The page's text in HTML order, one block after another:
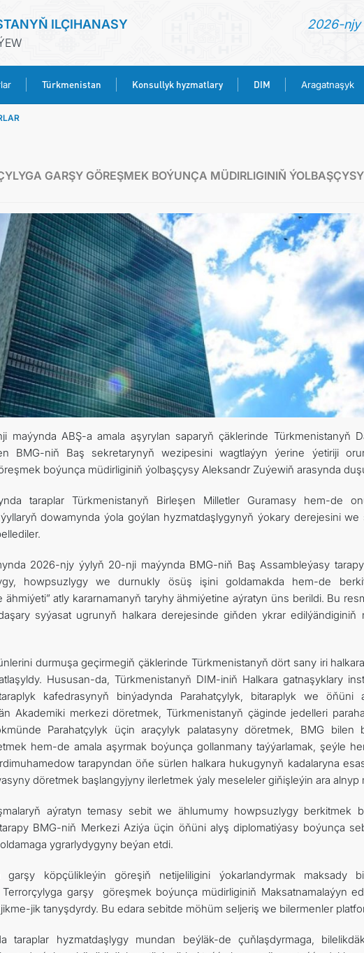
ILÇIHANASY
2026-njy
Türkmenistan Konsullyk hyzmatlary DIM Aragatnaşyk
KONSULLYK HYZMATLARY
DIM
ARAGATNAŞYK
GARŞY GÖREŞMEK BOÝUNÇA MÜDIRLIGINIŇ
maýynda ABŞ-a amala aşyrylan saparyň çäklerinde Türkmenistanyň
BMG-niň Baş sekretarynyň wezipesini wagtlaýyn ýerine ýetiriji
boýunça müdirliginiň ýolbaşçysy Aleksandr Zuýewiň arasynda
taraplar Türkmenistanyň Birleşen Milletler Guramasy hem-de
dowamynda ýola goýlan hyzmatdaşlygynyň ýokary derejesini we
2026-njy ýylyň 20-nji maýynda BMG-niň Baş Assambleýasy
howpsuzlygy we durnukly ösüş işini goldamakda hem-de
atly kararnamanyň taryhy ähmiýetine aýratyn üns berildi. Bu
syýasat ugrunyň halkara derejesinde giňden ykrar edilýändiginiň
durmuşa geçirmegiň çäklerinde Türkmenistanyň dört sany iri
Hususan-da, Türkmenistanyň DIM-iniň Halkara gatnaşyklary
kafedrasynyň binýadynda Parahatçylyk, bitaraplyk we öňüni
Akademiki merkezi döretmek, Türkmenistanyň çäginde jedelleri
Parahatçylyk üçin araçylyk palatasyny döretmek, BMG bilen
hem-de amala aşyrmak boýunça gollanmany taýýarlamak, şeýle
tarapyndan öňe sürlen halkara hukugynyň kadalaryna
döretmek başlangyjyny ilerletmek ýaly meseleler giňişleýin ara alnyp
aýratyn temasy sebit we ählumumy howpsuzlygy berkitmek
BMG-niň Merkezi Aziýa üçin öňüni alyş diplomatiýasy boýunça
ygrarlydygyny beýan etdi.
garşy köpçülikleýin göreşiň netijeliligini ýokarlandyrmak maksady
garşy göreşmek boýunça müdirliginiň Maksatnamalaýyn
jik tanyşdyrdy. Bu edara sebitde möhüm seljeriş we bilermenler
taraplar hyzmatdaşlygy mundan beýläk-de çuňlaşdyrmaga,